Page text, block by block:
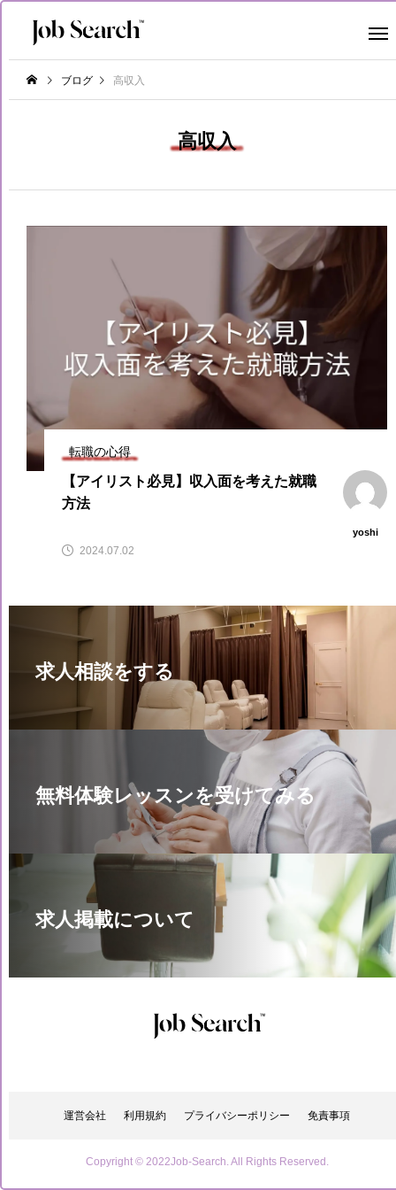
ブログ 高収入
高収入
転職の心得
【アイリスト必見】収入面を考えた就職
方法
yoshi
2024.07.02
求人相談をする
無料体験レッスンを受けてみる
求人掲載について
運営会社 利用規約 プライバシーポリシー 免責事項
Copyright © 2022Job-Search. All Rights Reserved.